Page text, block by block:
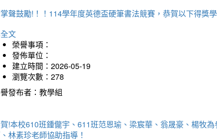
聲鼓勵!！！114學年度英德盃硬筆書法競賽，恭賀以下得獎
文
榮譽事項：
發佈單位：
建立時間：2026-05-19
瀏覽次數：278
發布者：教學組
!本校610班鍾儱宇、611班范恩瑜、梁宸華、翁晟豪、楊牧
林素珍老師協助指導！